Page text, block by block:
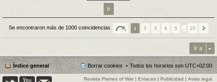
Se encontraron más de 1000 coincidencias 1 2 3 4 5 20
Ir a
Índice general Todos los horarios sonUTC+02:00
Borrar cookies
Revista Flames of War | Enlaces | Publicidad | Aviso legal